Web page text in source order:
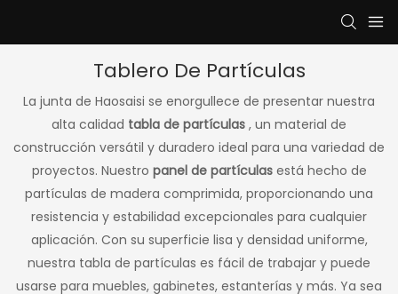
Tablero De Partículas
La junta de Haosaisi se enorgullece de presentar nuestra
alta calidad tabla de partículas , un material de
construcción versátil y duradero ideal para una variedad de
proyectos. Nuestro panel de partículas está hecho de
partículas de madera comprimida, proporcionando una
resistencia y estabilidad excepcionales para cualquier
aplicación. Con su superficie lisa y densidad uniforme,
nuestra tabla de partículas es fácil de trabajar y puede
usarse para muebles, gabinetes, estanterías y más. Ya sea